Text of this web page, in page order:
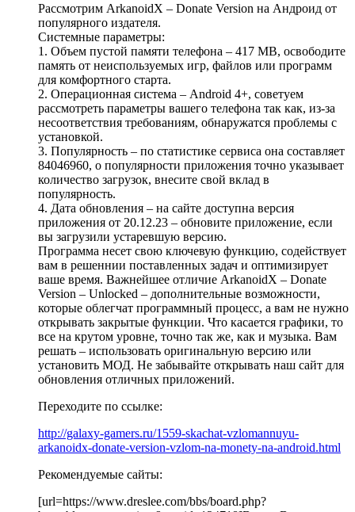
Рассмотрим ArkanoidX – Donate Version на Андроид от
популярного издателя.
Системные параметры:
1. Объем пустой памяти телефона – 417 MB, освободите
память от неиспользуемых игр, файлов или программ
для комфортного старта.
2. Операционная система – Android 4+, советуем
рассмотреть параметры вашего телефона так как, из-за
несоответствия требованиям, обнаружатся проблемы с
установкой.
3. Популярность – по статистике сервиса она составляет
84046960, о популярности приложения точно указывает
количество загрузок, внесите свой вклад в
популярность.
4. Дата обновления – на сайте доступна версия
приложения от 20.12.23 – обновите приложение, если
вы загрузили устаревшую версию.
Программа несет свою ключевую функцию, содействует
вам в решеннии поставленных задач и оптимизирует
ваше время. Важнейшее отличие ArkanoidX – Donate
Version – Unlocked – дополнительные возможности,
которые облегчат программный процесс, а вам не нужно
открывать закрытые функции. Что касается графики, то
все на крутом уровне, точно так же, как и музыка. Вам
решать – использовать оригинальную версию или
установить МОД. Не забывайте открывать наш сайт для
обновления отличных приложений.
Переходите по ссылке:
http://galaxy-gamers.ru/1559-skachat-vzlomannuyu-
arkanoidx-donate-version-vzlom-na-monety-na-android.html
Рекомендуемые сайты:
[url=https://www.dreslee.com/bbs/board.php?